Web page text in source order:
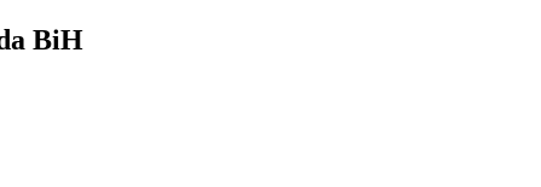
BiH